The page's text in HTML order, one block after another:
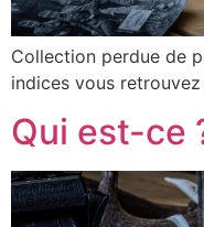
Collection perdue de
indices vous
Qui est-ce